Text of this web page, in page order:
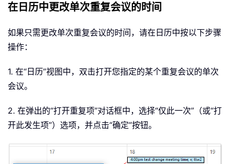
在日历中更改单次重复会议的时间
如果只需更改单次重复会议的时间，请在日历中按以下步骤
操作：
1. 在“日历”视图中，双击打开您指定的某个重复会议的单次
会议。
2. 在弹出的“打开重复项”对话框中，选择“仅此一次”（或“打
开此发生项”）选项，并点击“确定”按钮。